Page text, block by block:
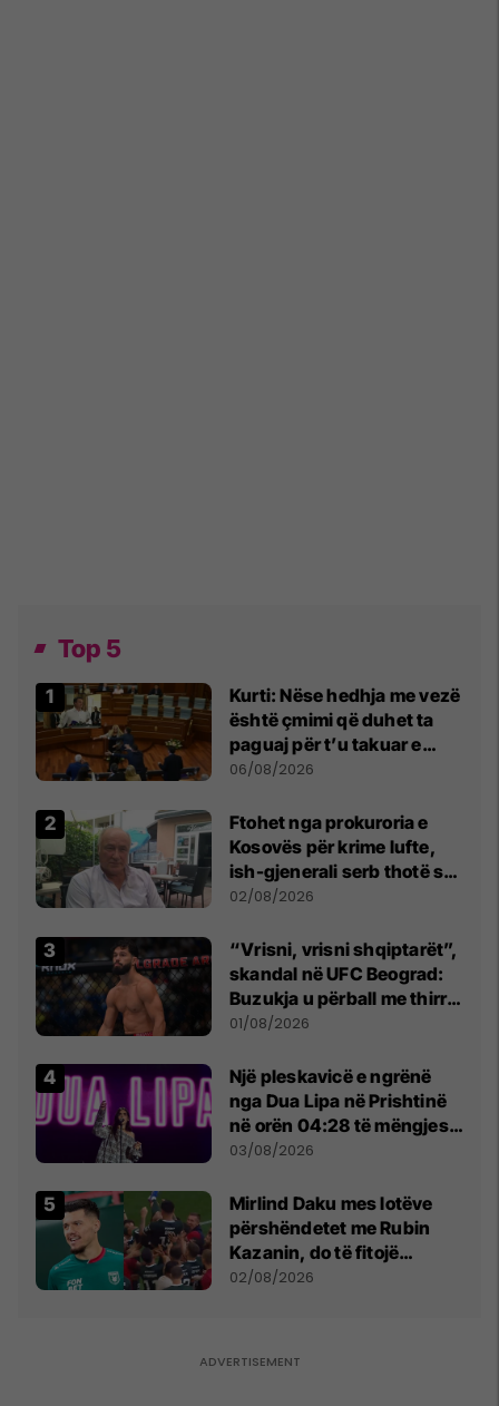
Top 5
Kurti: Nëse hedhja me vezë
është çmimi që duhet ta
paguaj për t’u takuar e
bashkëbiseduar jam i
06/08/2026
Ftohet nga prokuroria e
Kosovës për krime lufte,
ish-gjenerali serb thotë se
dikush e tradhtoi në
02/08/2026
“Vrisni, vrisni shqiptarët”,
skandal në UFC Beograd:
Buzukja u përball me thirrje
anti-shqiptare nga
01/08/2026
Një pleskavicë e ngrënë
nga Dua Lipa në Prishtinë
në orën 04:28 të mëngjesit
- dhe bota digjitale serbe
03/08/2026
Mirlind Daku mes lotëve
përshëndetet me Rubin
Kazanin, do të fitojë
miliona te Spartak Moska
02/08/2026